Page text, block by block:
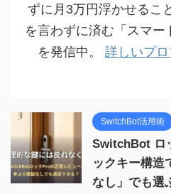
ずに月3万円浮かせるこ
を言わずに済む「スマー
を発信中。 詳しいプ
SwitchBot活用術
SwitchBot ロ
ックキー構造
なし」でも選